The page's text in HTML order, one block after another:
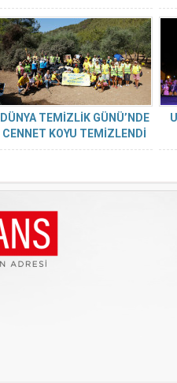
DÜNYA TEMİZLİK GÜNÜ’NDE
CENNET KOYU TEMİZLENDİ